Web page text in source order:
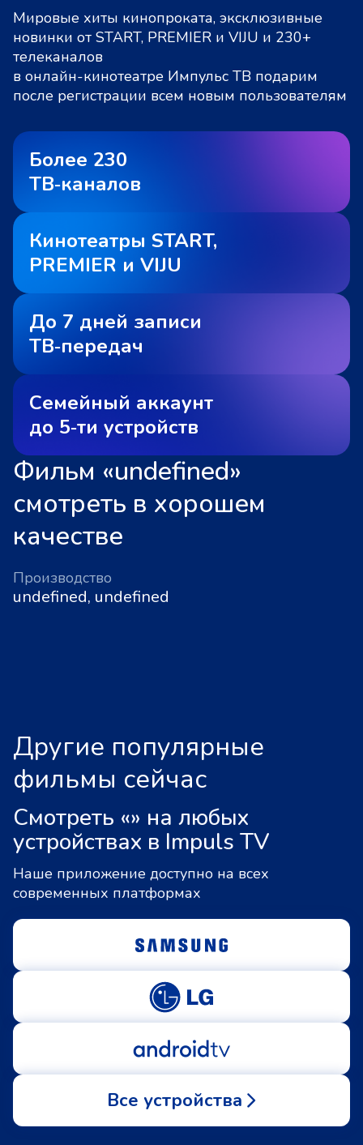
Мировые хиты кинопроката, эксклюзивные
новинки от START, PREMIER и VIJU и 230+
телеканалов
в онлайн-кинотеатре Импульс ТВ подарим
после регистрации всем новым пользователям
Более 230
ТВ‑каналов
Кинотеатры START,
PREMIER и VIJU
До 7 дней записи
ТВ‑передач
Семейный аккаунт
до 5‑ти устройств
Фильм «undefined»
смотреть в хорошем
качестве
Производство
undefined, undefined
Другие популярные
фильмы сейчас
Смотреть «» на любых
устройствах в Impuls TV
Наше приложение доступно на всех
современных платформах
Все устройства